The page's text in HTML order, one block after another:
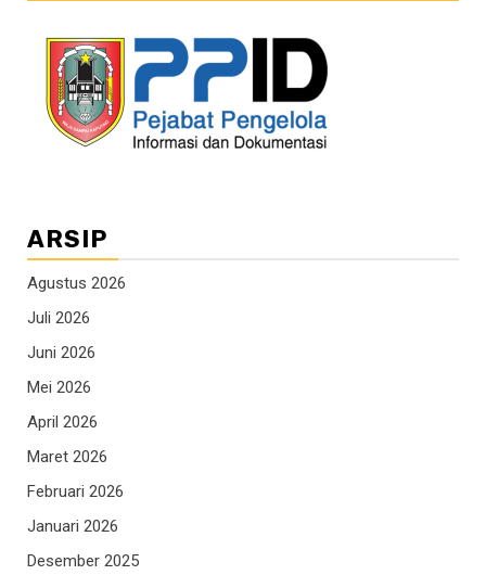
ARSIP
Agustus 2026
Juli 2026
Juni 2026
Mei 2026
April 2026
Maret 2026
Februari 2026
Januari 2026
Desember 2025